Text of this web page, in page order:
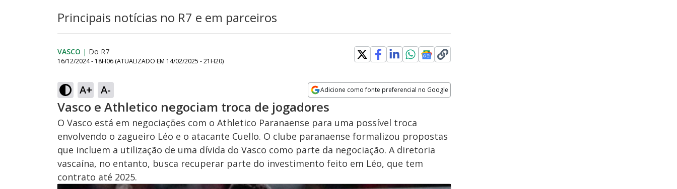
Principais notícias no R7 e em parceiros
VASCO | Do R7
16/12/2024 - 18H06 (ATUALIZADO EM 14/02/2025 - 21H20)
A+ A- Adicione como fonte preferencial no Google
Opens in new window
Vasco e Athletico negociam troca de jogadores
O Vasco está em negociações com o Athletico Paranaense para uma possível troca
envolvendo o zagueiro Léo e o atacante Cuello. O clube paranaense formalizou propostas
que incluem a utilização de uma dívida do Vasco como parte da negociação. A diretoria
vascaína, no entanto, busca recuperar parte do investimento feito em Léo, que tem
contrato até 2025.